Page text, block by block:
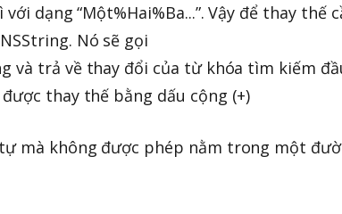
dạng “Một%Hai%Ba...”. Vậy để thay thế
Nó sẽ gọi
và trả về thay đổi của từ khóa tìm kiếm
thay thế bằng dấu cộng (+)
mà không được phép nằm trong một